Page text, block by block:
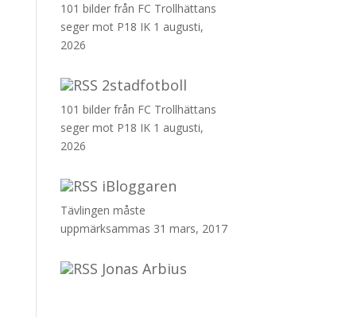
101 bilder från FC Trollhättans
seger mot P18 IK 1 augusti,
2026
2stadfotboll
101 bilder från FC Trollhättans
seger mot P18 IK 1 augusti,
2026
iBloggaren
Tävlingen måste
uppmärksammas 31 mars, 2017
Jonas Arbius